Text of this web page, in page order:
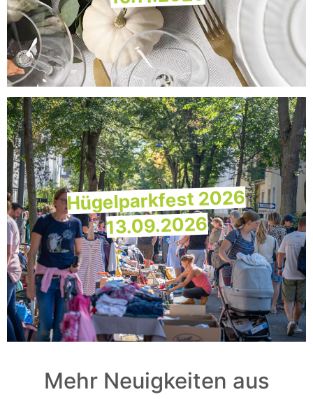
Hügelparkfest 2026
13.09.2026
Mehr Neuigkeiten aus